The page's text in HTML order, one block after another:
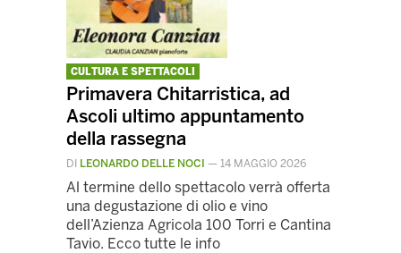
CULTURA E SPETTACOLI
Primavera Chitarristica, ad
Ascoli ultimo appuntamento
della rassegna
DI LEONARDO DELLE NOCI — 14 MAGGIO 2026
Al termine dello spettacolo verrà offerta
una degustazione di olio e vino
dell’Azienza Agricola 100 Torri e Cantina
Tavio. Ecco tutte le info